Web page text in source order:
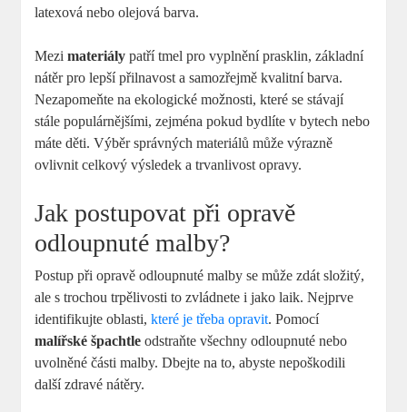
latexová nebo olejová barva.
Mezimateriály patří tmel pro vyplnění prasklin, základní
nátěr pro lepší přilnavost a samozřejmě kvalitní barva.
Nezapomeňte na ekologické možnosti, které se stávají
stále populárnějšími, zejména pokud bydlíte v bytech nebo
máte děti. Výběr správných materiálů může výrazně
ovlivnit celkový výsledek a trvanlivost opravy.
Jak postupovat při opravě
odloupnuté malby?
Postup při opravě odloupnuté malby se může zdát složitý,
ale s trochou trpělivosti to zvládnete i jako laik. Nejprve
identifikujte oblasti,které je třeba opravit. Pomocí
malířské špachtle odstraňte všechny odloupnuté nebo
uvolněné části malby. Dbejte na to, abyste nepoškodili
další zdravé nátěry.